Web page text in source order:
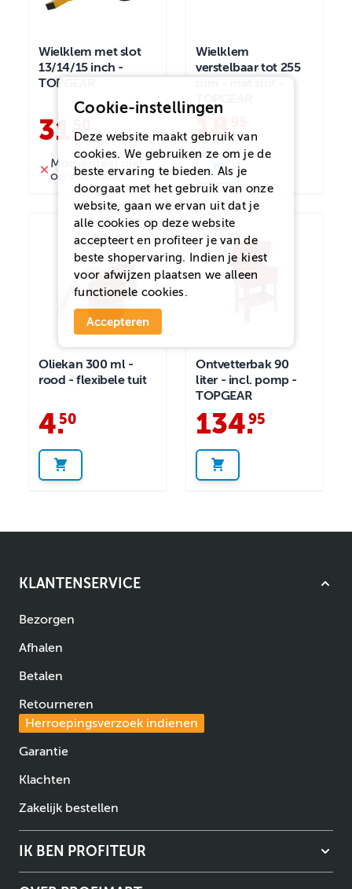
Wielklem met slot
13/14/15 inch -
TOPGEAR
31 .
Momenteel niet
op voorraad
Wielklem
verstelbaar tot 255
18.
Oliekan 300 ml -
rood - flexibele tuit
4.
50
Ontvetterbak 90
liter - incl. pomp -
TOPGEAR
134.
95
KLANTENSERVICE
Bezorgen
Afhalen
Betalen
Retourneren
Herroepingsverzoek indienen
Garantie
Klachten
Zakelijk bestellen
IK BEN PROFITEUR
Cookie-instellingen
Deze website maakt gebruik van
cookies. We gebruiken ze om je de
beste ervaring te bieden. Als je
doorgaat met het gebruik van onze
website, gaan we ervan uit dat je
alle cookies op deze website
accepteert en profiteer je van de
beste shopervaring. Indien je kiest
voor afwijzen plaatsen we alleen
functionele cookies.
Accepteren